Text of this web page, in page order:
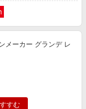
メーカー グランデ レ
すむ